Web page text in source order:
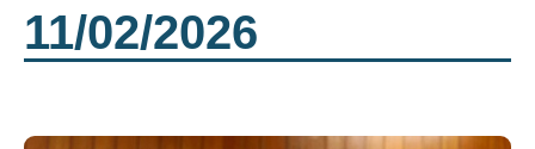
11/02/2026